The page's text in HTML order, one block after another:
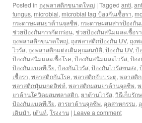
Posted in ถุงพลาสติกขนาดใหญ่ | Tagged anti,
fungus, microbial, microbial tag ป้องกันเชื้อรา,
กระดาษผสมยาต้านจุลชีพ, กระดาษผสมสารป้องกัน
ช่วยป้องกันการกัดกร่อน, ช่วยป้องกันสนิมและเชื้อรา
ถุงพลาสติกขนาดใหญ่, ถุงพลาสติกป้องกัน UV, ถุงพ
ไวรัส, ถุงพลาสติกแต่งเติมคุณสมบัติ, ป้องกัน UV, ป้
ป้องกันสนิมและเชื้อโรค, ป้องกันสนิมและไวรัส, ป้อง
ป้องกันแบคทีเรีย, ป้องกันไวรัส, ป้องกันไวรัสขนส่ง,
เชื้อรา, พลาสติกกันโรค, พลาสติกจับประตุ, พลาสติ
พลาสติกปุ่มมกดลิฟท์, พลาสติกผสมยาต้านจุลชีพ,
ยาต้านโควิดผสมพลาสติก, ยาต้านไวรัส, วิธีเก็บรัก
ป้องกันแบคทีเรีย, สารยาต้านจุลชีพ, อุตสาหกรรม,
เดินป่า, เต้นท์, โรงงาน | Leave a comment